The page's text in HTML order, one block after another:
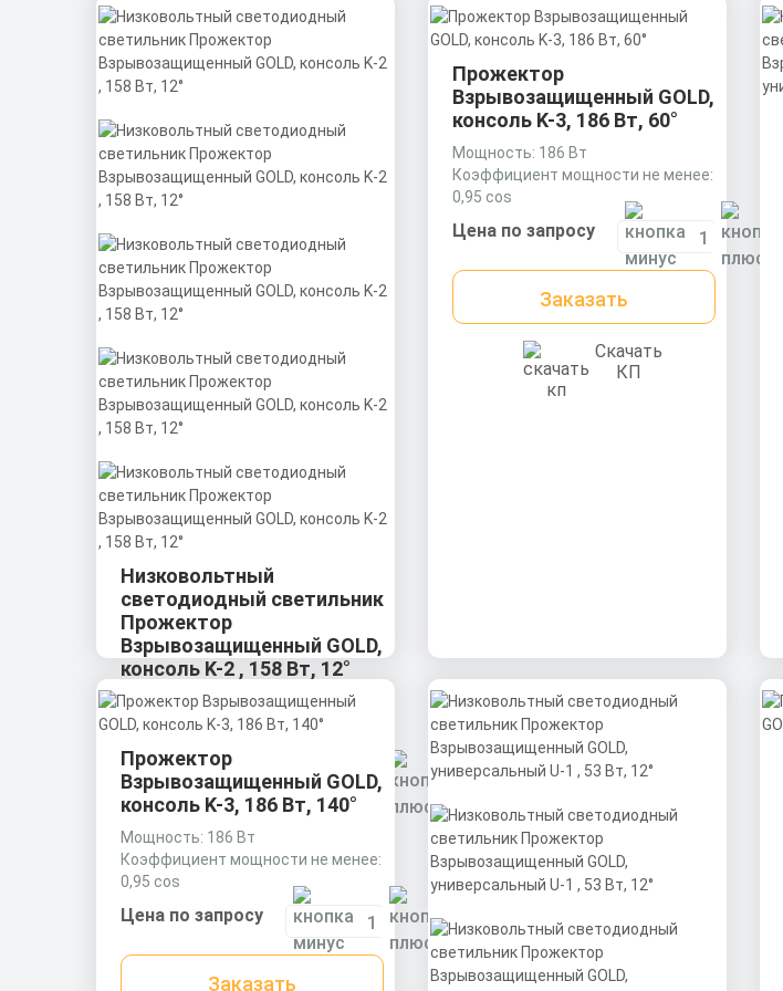
Низковольтный
светодиодный светильник
Прожектор
Взрывозащищенный GOLD,
консоль K-2 , 158 Вт, 12°
Мощность: 158 Вт
Коэффициент мощности не менее:
Материал корпуса:
Экструдированный алюминиевый
профиль (анодированный),
вторичная оптика из акрила
(ПММА) с силиконовой прокладкой.
Цена по запросу
Заказать
Скачать
КП
Прожектор
Взрывозащищенный GOLD,
консоль K-3, 186 Вт, 60°
Мощность: 186 Вт
Коэффициент мощности не менее:
0,95 cos
Экструдированный алюминиевый
профиль (анодированный),
вторичная оптика из акрила
(ПММА) с силиконовой прокладкой.
Цена по запросу
Заказать
Скачать
КП
Прожектор
Взрывозащищенный GOLD,
консоль K-3, 186 Вт, 140°
Мощность: 186 Вт
Коэффициент мощности не менее:
0,95 cos
Экструдированный алюминиевый
профиль (анодированный),
вторичная оптика из акрила
Цена по запросу
Заказать